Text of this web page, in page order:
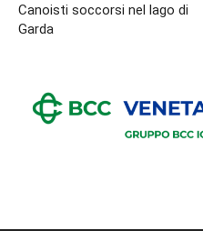
Canoisti soccorsi nel lago di
Garda